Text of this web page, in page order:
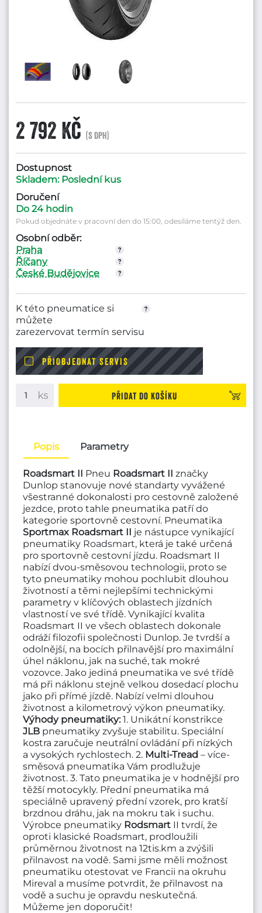
2 792 Kč (s DPH)
Dostupnost
Skladem: Poslední kus
Doručení
Do 24 hodin
Pokud objednáte v pracovní den do 15:00, odesíláme tentýž den.
Osobní odběr:
Praha
Říčany
České Budějovice
K této pneumatice si
můžete
zarezervovat termín servisu
PŘIOBJEDNAT SERVIS
Přidat do košíku
Popis Parametry
Roadsmart II Pneu Roadsmart II značky
Dunlop stanovuje nové standarty vyvážené
všestranné dokonalosti pro cestovně založené
jezdce, proto tahle pneumatika patří do
kategorie sportovně cestovní. Pneumatika
Sportmax Roadsmart II je nástupce vynikající
pneumatiky Roadsmart, která je také určená
pro sportovně cestovní jízdu. Roadsmart II
nabízí dvou-směsovou technologii, proto se
tyto pneumatiky mohou pochlubit dlouhou
životností a těmi nejlepšími technickými
parametry v klíčových oblastech jízdních
vlastností ve své třídě. Vynikající kvalita
Roadsmart II ve všech oblastech dokonale
odráží filozofii společnosti Dunlop. Je tvrdší a
odolnější, na bocích přilnavější pro maximální
úhel náklonu, jak na suché, tak mokré
vozovce. Jako jediná pneumatika ve své třídě
má při náklonu stejně velkou dosedací plochu
jako při přímé jízdě. Nabízí velmi dlouhou
životnost a kilometrový výkon pneumatiky.
Výhody pneumatiky:1. Unikátní konstrikce
JLB pneumatiky zvyšuje stabilitu. Speciální
kostra zaručuje neutrální ovládání při nízkých
a vysokých rychlostech. 2. Multi-Tread – více-
směsová pneumatika Vám prodlužuje
životnost. 3. Tato pneumatika je v hodnější pro
těžší motocykly. Přední pneumatika má
speciálně upravený přední vzorek, pro kratší
brzdnou dráhu, jak na mokru tak i suchu.
Výrobce pneumatiky Rodsmart II tvrdí, že
oproti klasické Roadsmart, prodloužili
průměrnou životnost na 12tis.km a zvýšili
přilnavost na vodě. Sami jsme měli možnost
pneumatiku otestovat ve Francii na okruhu
Mireval a musíme potvrdit, že přilnavost na
vodě a suchu je opravdu neskutečná.
Můžeme jen doporučit!